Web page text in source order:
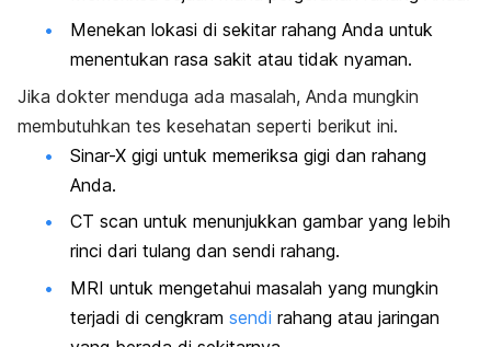
Menekan lokasi di sekitar rahang Anda untuk
menentukan rasa sakit atau tidak nyaman.
Jika dokter menduga ada masalah, Anda mungkin
membutuhkan tes kesehatan seperti berikut ini.
Sinar-X gigi untuk memeriksa gigi dan rahang
Anda.
CT scan untuk menunjukkan gambar yang lebih
rinci dari tulang dan sendi rahang.
MRI untuk mengetahui masalah yang mungkin
terjadi di cengkram sendi rahang atau jaringan